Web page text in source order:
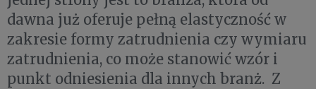
dawna już oferuje pełną elastyczność w
zakresie formy zatrudnienia czy wymiaru
zatrudnienia, co może stanowić wzór i
punkt odniesienia dla innych branż. Z